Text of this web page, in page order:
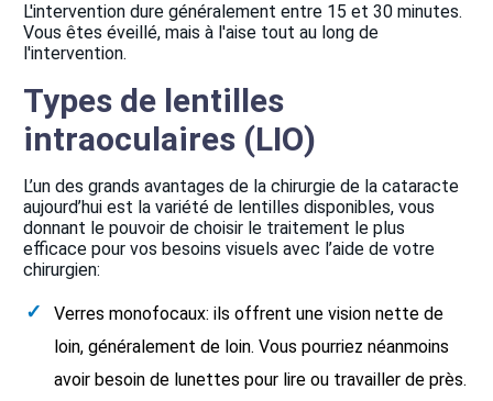
L'intervention dure généralement entre 15 et 30 minutes.
Vous êtes éveillé, mais à l'aise tout au long de
l'intervention.
Types de lentilles
intraoculaires (LIO)
L’un des grands avantages de la chirurgie de la cataracte
aujourd’hui est la variété de lentilles disponibles, vous
donnant le pouvoir de choisir le traitement le plus
efficace pour vos besoins visuels avec l’aide de votre
chirurgien:
Verres monofocaux: ils offrent une vision nette de
loin, généralement de loin. Vous pourriez néanmoins
avoir besoin de lunettes pour lire ou travailler de près.